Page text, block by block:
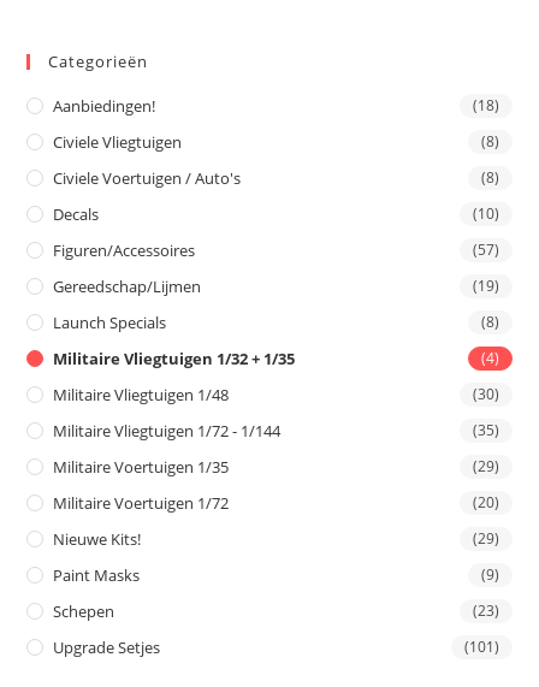
Categorieën
Aanbiedingen! (18)
Civiele Vliegtuigen (8)
Civiele Voertuigen / Auto's (8)
Decals (10)
Figuren/Accessoires (57)
Gereedschap/Lijmen (19)
Launch Specials (8)
Militaire Vliegtuigen 1/32 + 1/35 (4)
Militaire Vliegtuigen 1/48 (30)
Militaire Vliegtuigen 1/72 - 1/144 (35)
Militaire Voertuigen 1/35 (29)
Militaire Voertuigen 1/72 (20)
Nieuwe Kits! (29)
Paint Masks (9)
Schepen (23)
Upgrade Setjes (101)